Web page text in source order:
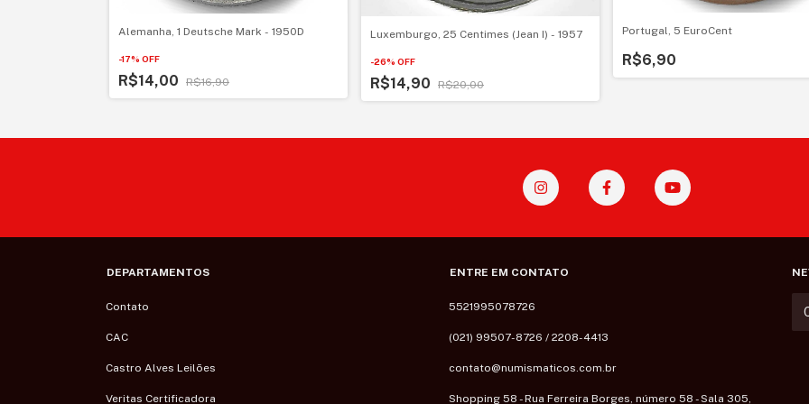
Alemanha, 1 Deutsche Mark - 1950D
-17% OFF
R$14,00 R$16,90
Luxemburgo, 25 Centimes (Jean I) - 1957
-26% OFF
R$14,90 R$20,00
Portugal, 5 EuroCent
R$6,90
DEPARTAMENTOS
Contato
CAC
Castro Alves Leilões
Veritas Certificadora
ENTRE EM CONTATO
5521995078726
(021) 99507-8726 / 2208-4413
contato@numismaticos.com.br
Shopping 58 - Rua Ferreira Borges, número 58 - Sala 305,